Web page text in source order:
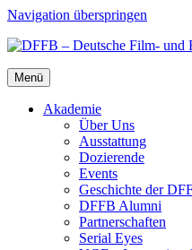
Navigation überspringen
Menü
Aka­de­mie
Über Uns
Aus­stat­tung
Dozie­ren­de
Events
Geschich­te der
DFFB Alum­ni
Part­ner­schaf­ten
Seri­al Eyes